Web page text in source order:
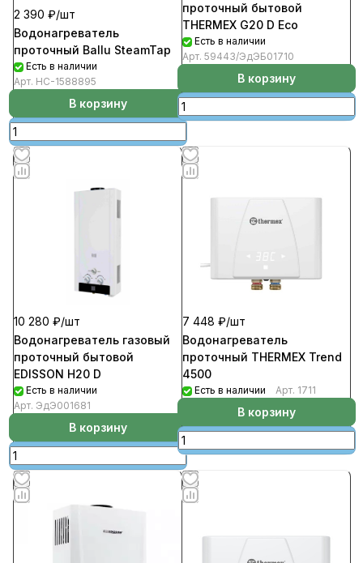
2 390 ₽/шт
Водонагреватель
проточный Ballu SteamTap
Есть в наличии
Арт. HC-1588895
В корзину
проточный бытовой
ТНЕRMEX G20 D Eco
Есть в наличии
Арт. 59443/ЭдЭБ01710
В корзину
10 280 ₽/шт
Водонагреватель газовый
проточный бытовой
EDISSON H20 D
Есть в наличии
Арт. ЭдЭ001681
В корзину
7 448 ₽/шт
Водонагреватель
проточный ТНЕRMEX Trend
4500
Есть в наличии Арт. 1711
В корзину